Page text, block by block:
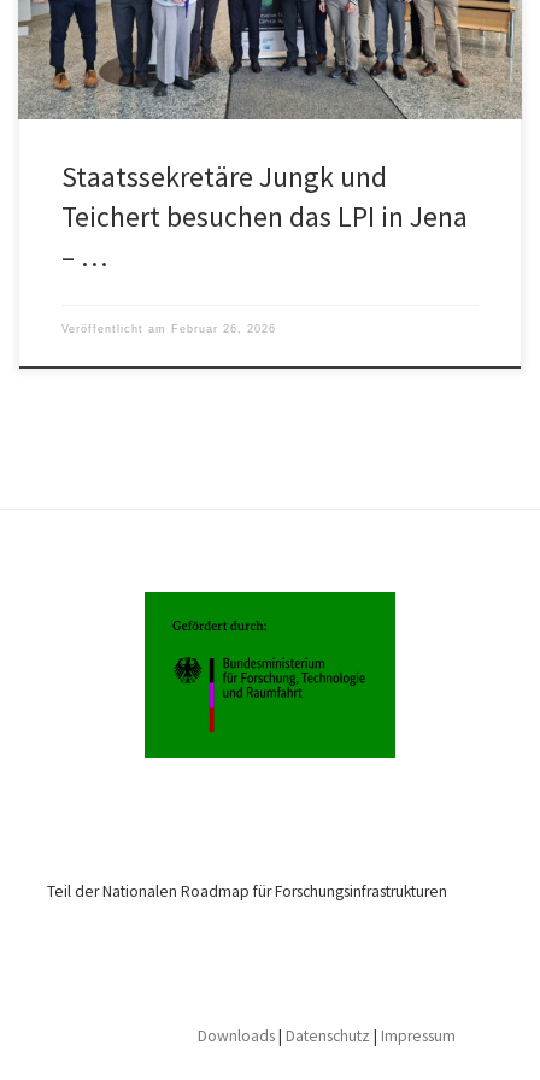
des LPI beschäftigte sich das Treffen mit den Perspektiven des LPI
und der Hightech-Agenda Deutschland.
Staatssekretäre Jungk und
Teichert besuchen das LPI in Jena
– …
Veröffentlicht am Februar 26, 2026
Teil der Nationalen Roadmap für Forschungsinfrastrukturen
Downloads| Datenschutz | Impressum